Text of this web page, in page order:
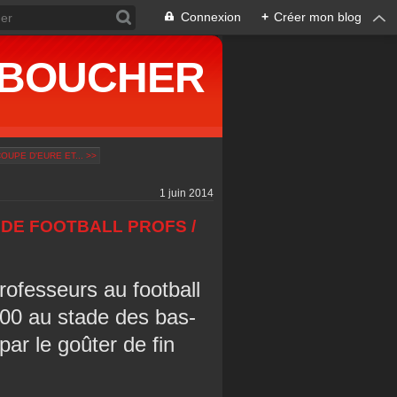
Connexion + Créer mon blog
D'EURE ET... >>
1 juin 2014
FOOTBALL PROFS /
au football
au stade des bas-
le goûter de fin